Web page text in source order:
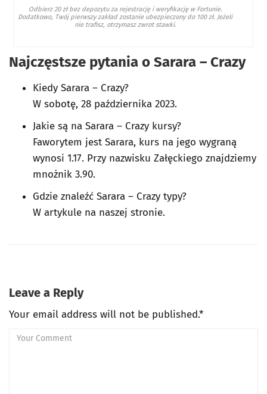
Odbierz 20 zł bez depozytu za rejestrację i weryfikację w Fortunie.
Dodatkowo, Twój pierwszy zakład zostanie ubezpieczony do 100 zł. Jeżeli
nie trafisz, otrzymasz zwrot stawki.
Najczęstsze pytania o Sarara – Crazy
Kiedy Sarara – Crazy?
W sobotę, 28 października 2023.
Jakie są na Sarara – Crazy kursy?
Faworytem jest Sarara, kurs na jego wygraną
wynosi 1.17. Przy nazwisku Załęckiego znajdziemy
mnożnik 3.90.
Gdzie znaleźć Sarara – Crazy typy?
W artykule na naszej stronie.
Leave a Reply
Your email address will not be published.*